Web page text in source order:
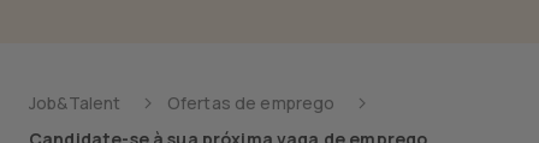
Job&Talent
Ofertas de emprego